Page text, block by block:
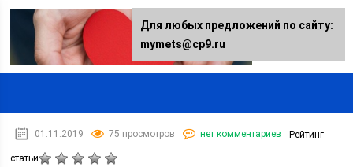
01.11.2019 75 просмотров нет комментариев Рейтинг
статьи
Для любых предложений по сайту:
mymets@cp9.ru